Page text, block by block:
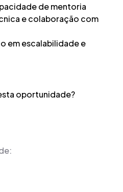
de mentoria
e colaboração com
em escalabilidade e
oportunidade?